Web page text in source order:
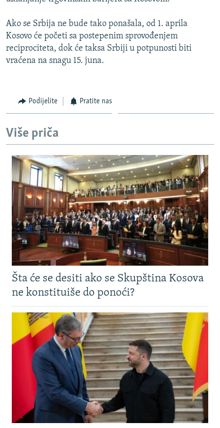
Ako se Srbija ne bude tako ponašala, od 1. aprila
Kosovo će početi sa postepenim sprovođenjem
reciprociteta, dok će taksa Srbiji u potpunosti biti
vraćena na snagu 15. juna.
Podijelite Pratite nas
Više priča
Šta će se desiti ako se Skupština Kosova
ne konstituiše do ponoći?